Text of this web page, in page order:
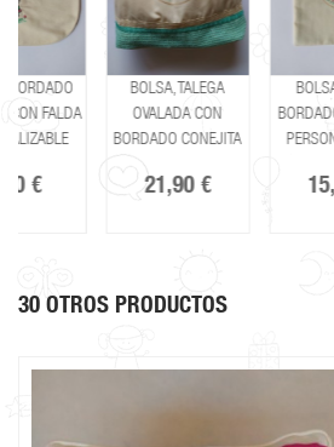
BOLSA, TALEGA
OVALADA CON
BORDADO CONEJITA
BOLSA TALEGA
BORDADO CONEJITA
PERSONALIZABLE
30 OTROS PRODUCTOS